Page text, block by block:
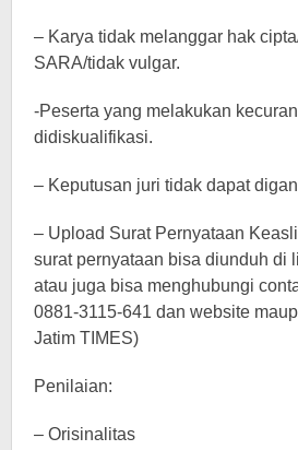
– Karya tidak melanggar hak
SARA/tidak vulgar.
-Peserta yang melakukan
didiskualifikasi.
– Keputusan juri tidak dapat
– Upload Surat Pernyataan
surat pernyataan bisa diunduh di
atau juga bisa menghubungi
0881-3115-641 dan website
Jatim TIMES)
Penilaian:
– Orisinalitas